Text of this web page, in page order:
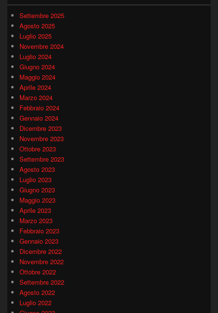
Settembre 2025
Agosto 2025
Luglio 2025
Novembre 2024
Luglio 2024
Giugno 2024
Maggio 2024
Aprile 2024
Marzo 2024
Febbraio 2024
Gennaio 2024
Dicembre 2023
Novembre 2023
Ottobre 2023
Settembre 2023
Agosto 2023
Luglio 2023
Giugno 2023
Maggio 2023
Aprile 2023
Marzo 2023
Febbraio 2023
Gennaio 2023
Dicembre 2022
Novembre 2022
Ottobre 2022
Settembre 2022
Agosto 2022
Luglio 2022